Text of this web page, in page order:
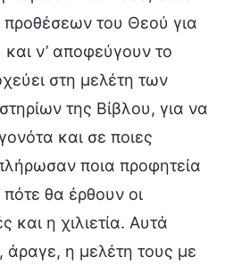
του Θεού για
ν’ αποφεύγουν το
στη μελέτη των
της Βίβλου, για να
και σε ποιες
ποια προφητεία
θα έρθουν οι
και η χιλιετία. Αυτά
άραγε, η μελέτη τους με